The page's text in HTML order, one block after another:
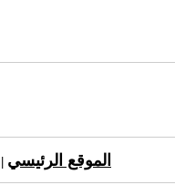
الموقع الرئيسي